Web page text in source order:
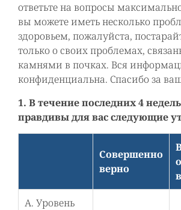
ответьте на вопросы
вы можете иметь несколько
здоровьем, пожалуйста,
только о своих проблемах,
камнями в почках. Вся
конфиденциальна. Спасибо за
1. В течение последних 4
правдивы для вас следующие
Совершенно
верно
А. Уровень